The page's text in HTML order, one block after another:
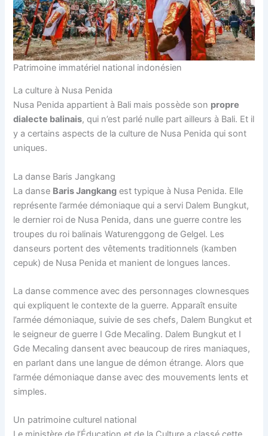
Patrimoine immatériel national indonésien
La culture à Nusa Penida
Nusa Penida appartient à Bali mais possède son propre
dialecte balinais, qui n’est parlé nulle part ailleurs à Bali. Et il
y a certains aspects de la culture de Nusa Penida qui sont
uniques.
La danse Baris Jangkang
La danse Baris Jangkang est typique à Nusa Penida. Elle
représente l’armée démoniaque qui a servi Dalem Bungkut,
le dernier roi de Nusa Penida, dans une guerre contre les
troupes du roi balinais Waturenggong de Gelgel. Les
danseurs portent des vêtements traditionnels (kamben
cepuk) de Nusa Penida et manient de longues lances.
La danse commence avec des personnages clownesques
qui expliquent le contexte de la guerre. Apparaît ensuite
l’armée démoniaque, suivie de ses chefs, Dalem Bungkut et
le seigneur de guerre I Gde Mecaling. Dalem Bungkut et I
Gde Mecaling dansent avec beaucoup de rires maniaques,
en parlant dans une langue de démon étrange. Alors que
l’armée démoniaque danse avec des mouvements lents et
simples.
Un patrimoine culturel national